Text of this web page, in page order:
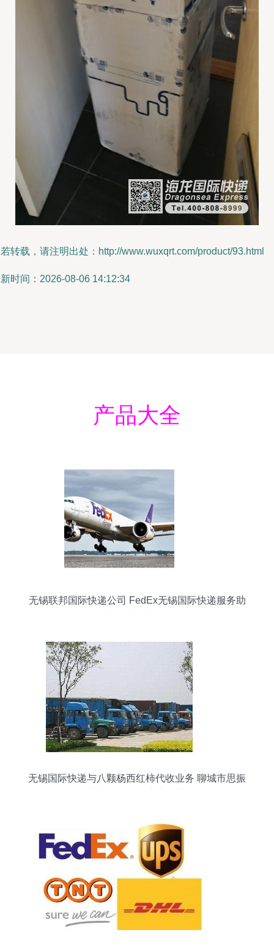
转载，请注明出处：http://www.wuxqrt.com/product/93.html
时间：2026-08-06 14:12:34
产品大全
无锡联邦国际快递公司 FedEx无锡国际快递服务助
无锡国际快递与八颗杨西红柿代收业务 聊城市思振